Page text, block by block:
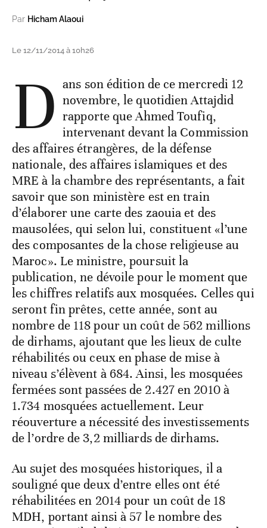
Par Hicham Alaoui
Le 12/11/2014 à 10h26
D ans son édition de ce mercredi 12
novembre, le quotidien Attajdid
rapporte que Ahmed Toufiq,
intervenant devant la Commission
des affaires étrangères, de la défense
nationale, des affaires islamiques et des
MRE à la chambre des représentants, a fait
savoir que son ministère est en train
d’élaborer une carte des zaouia et des
mausolées, qui selon lui, constituent «l’une
des composantes de la chose religieuse au
Maroc». Le ministre, poursuit la
publication, ne dévoile pour le moment que
les chiffres relatifs aux mosquées. Celles qui
seront fin prêtes, cette année, sont au
nombre de 118 pour un coût de 562 millions
de dirhams, ajoutant que les lieux de culte
réhabilités ou ceux en phase de mise à
niveau s’élèvent à 684. Ainsi, les mosquées
fermées sont passées de 2.427 en 2010 à
1.734 mosquées actuellement. Leur
réouverture a nécessité des investissements
de l’ordre de 3,2 milliards de dirhams.
Au sujet des mosquées historiques, il a
souligné que deux d’entre elles ont été
réhabilitées en 2014 pour un coût de 18
MDH, portant ainsi à 57 le nombre des